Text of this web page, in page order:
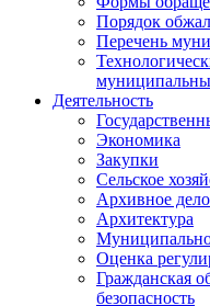
Порядок
Перечень
Деятельность
Экономика
Закупки
Сельское
Архивное дело
Архитектура
Оценка
Гражданская
безопасность